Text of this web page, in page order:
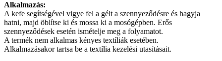
Alkalmazás:
A kefe segítségével vigye fel a gélt a szennyeződésre és hagyja
hatni, majd öblítse ki és mossa ki a mosógépben. Erős
szennyeződések esetén ismételje meg a folyamatot.
A termék nem alkalmas kényes textíliák esetében.
Alkalmazásakor tartsa be a textília kezelési utasításait.